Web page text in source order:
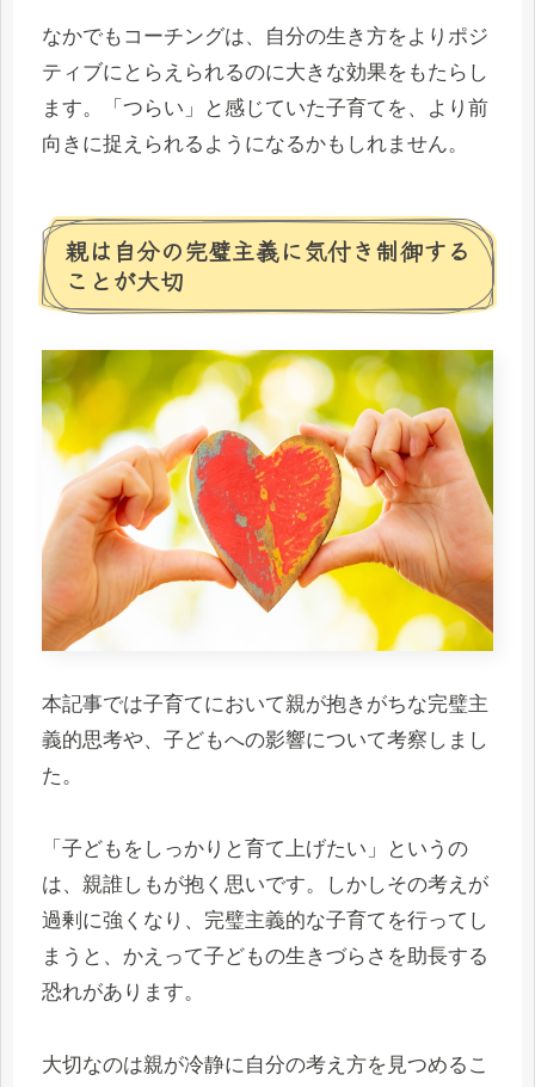
なかでもコーチングは、自分の生き方をよりポジ
ティブにとらえられるのに大きな効果をもたらし
ます。「つらい」と感じていた子育てを、より前
向きに捉えられるようになるかもしれません。
親は自分の完璧主義に気付き制御する
ことが大切
本記事では子育てにおいて親が抱きがちな完璧主
義的思考や、子どもへの影響について考察しまし
た。
「子どもをしっかりと育て上げたい」というの
は、親誰しもが抱く思いです。しかしその考えが
過剰に強くなり、完璧主義的な子育てを行ってし
まうと、かえって子どもの生きづらさを助長する
恐れがあります。
大切なのは親が冷静に自分の考え方を見つめるこ